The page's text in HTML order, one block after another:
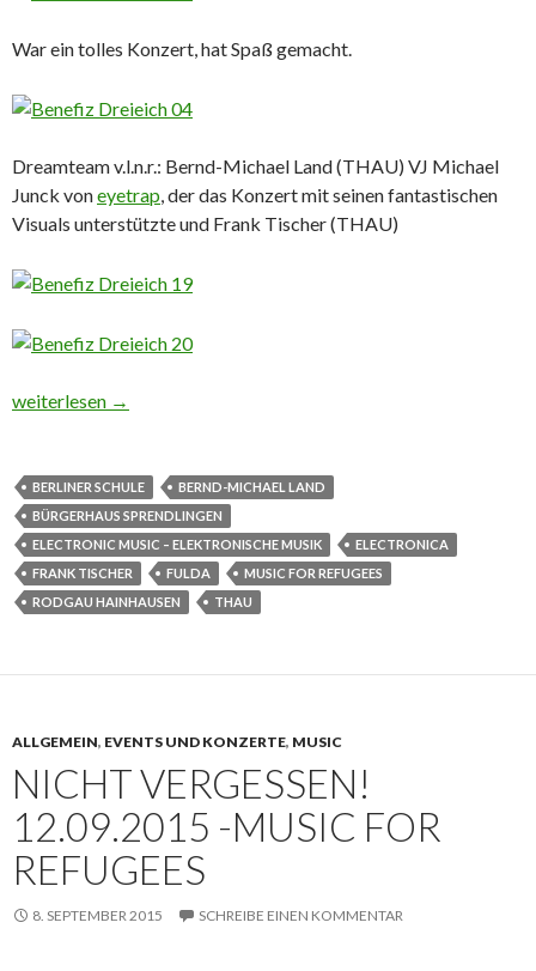
War ein tolles Konzert, hat Spaß gemacht.
Dreamteam v.l.n.r.: Bernd-Michael Land (THAU) VJ Michael
Junck voneyetrap , der das Konzert mit seinen fantastischen
Visuals unterstützte und Frank Tischer (THAU)
Bilder: 12.09.2015 / Music for Refugees
weiterlesen →
BERLINER SCHULE
BERND-MICHAEL LAND
BÜRGERHAUS SPRENDLINGEN
ELECTRONIC MUSIC – ELEKTRONISCHE MUSIK
ELECTRONICA
FRANK TISCHER
FULDA
MUSIC FOR REFUGEES
RODGAU HAINHAUSEN
THAU
ALLGEMEIN, EVENTS UND KONZERTE, MUSIC
NICHT VERGESSEN!
12.09.2015 -MUSIC FOR
REFUGEES
8. SEPTEMBER 2015 SCHREIBE EINEN KOMMENTAR